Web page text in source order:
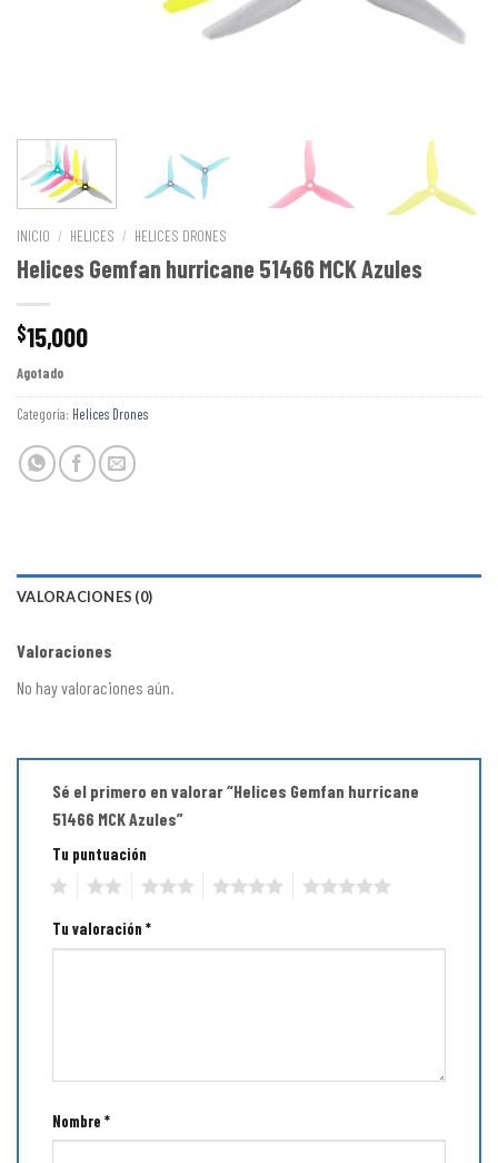
INICIO / HELICES / HELICES DRONES
Helices Gemfan hurricane 51466 MCK Azules
$15,000
Agotado
Categoría: Helices Drones
VALORACIONES (0)
Valoraciones
No hay valoraciones aún.
Sé el primero en valorar “Helices Gemfan hurricane
51466 MCK Azules”
Tu puntuación
Tu valoración *
Nombre *